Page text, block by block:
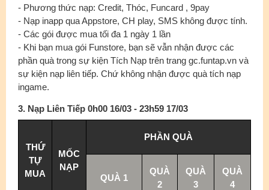
- Phương thức nạp: Credit, Thóc, Funcard , 9pay
- Nạp inapp qua Appstore, CH play, SMS không được tính.
- Các gói được mua tối đa 1 ngày 1 lần
- Khi bạn mua gói Funstore, bạn sẽ vẫn nhận được các
phần quà trong sự kiện Tích Nạp trên trang gc.funtap.vn và
sự kiện nạp liên tiếp. Chứ không nhận được quà tích nạp
ingame.
3. Nạp Liên Tiếp 0h00 16/03 - 23h59 17/03
THỨ
TỰ
MUA
MỐC
NẠP
PHẦN QUÀ
QUÀ 1
QUÀ
2
QUÀ
3
QUÀ
4